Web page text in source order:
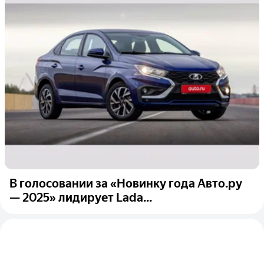
В голосовании за «Новинку года Авто.ру
— 2025» лидирует Lada...